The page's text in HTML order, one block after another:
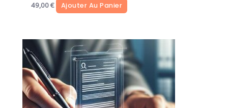
49,00€ Ajouter Au Panier